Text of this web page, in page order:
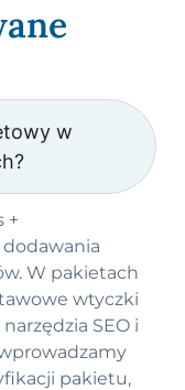
w
+
W pakietach
wtyczki
SEO i
pakietu,